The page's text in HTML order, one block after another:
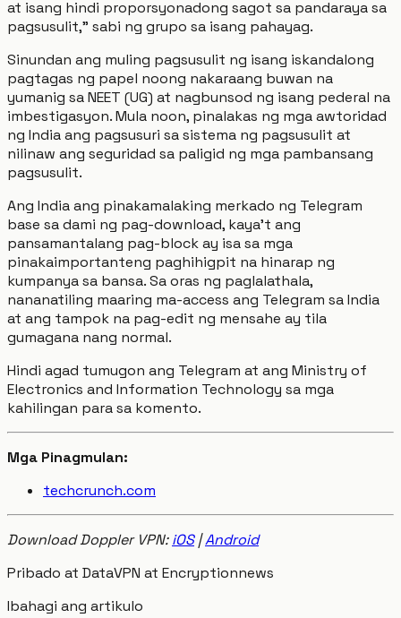
at isang hindi proporsyonadong sagot sa pandaraya sa
pagsusulit,” sabi ng grupo sa isang pahayag.
Sinundan ang muling pagsusulit ng isang iskandalong
pagtagas ng papel noong nakaraang buwan na
yumanig sa NEET (UG) at nagbunsod ng isang pederal na
imbestigasyon. Mula noon, pinalakas ng mga awtoridad
ng India ang pagsusuri sa sistema ng pagsusulit at
nilinaw ang seguridad sa paligid ng mga pambansang
pagsusulit.
Ang India ang pinakamalaking merkado ng Telegram
base sa dami ng pag-download, kaya’t ang
pansamantalang pag-block ay isa sa mga
pinakaimportanteng paghihigpit na hinarap ng
kumpanya sa bansa. Sa oras ng paglalathala,
nananatiling maaring ma-access ang Telegram sa India
at ang tampok na pag-edit ng mensahe ay tila
gumagana nang normal.
Hindi agad tumugon ang Telegram at ang Ministry of
Electronics and Information Technology sa mga
kahilingan para sa komento.
Mga Pinagmulan:
techcrunch.com
Download Doppler VPN:iOS|Android
Pribado at DataVPN at Encryptionnews
Ibahagi ang artikulo